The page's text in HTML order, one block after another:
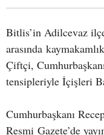
Bitlis’in Adilcevaz
arasında
Çiftçi,
tensipleriyle İçişleri
Cumhurbaşkanı
Resmi Gazete’de